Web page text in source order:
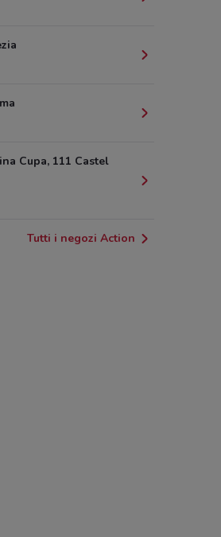
Cupa, 111 Castel
Tutti i negozi Action